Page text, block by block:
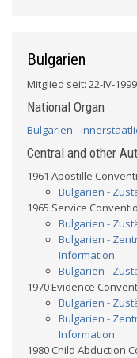
Bulgarien
Mitglied seit: 22-IV-1999
National Organ
Bulgarien -
Central and other
1961 Apostille
Bulgarien -
1965 Service
Bulgarien -
Bulgarien -
Information
Bulgarien -
1970 Evidence
Bulgarien -
Bulgarien -
Information
1980 Child Abduction